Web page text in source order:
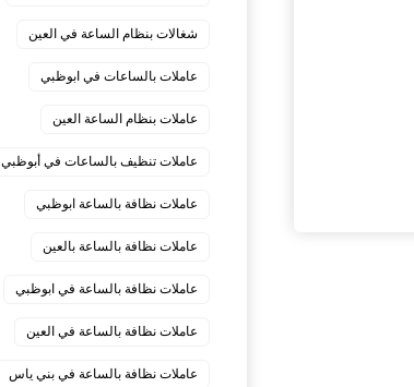
شغالات بنظام الساعة في العين
عاملات بالساعات في ابوظبي
عاملات بنظام الساعة العين
عاملات تنظيف بالساعات في أبوظبي
عاملات نظافة بالساعة ابوظبي
عاملات نظافة بالساعة بالعين
عاملات نظافة بالساعة في ابوظبي
عاملات نظافة بالساعة في العين
عاملات نظافة بالساعة في بني ياس